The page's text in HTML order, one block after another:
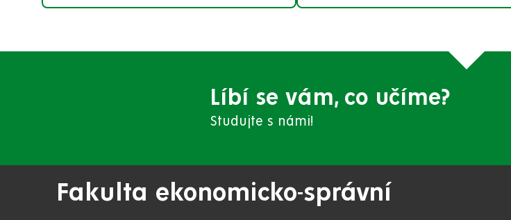
Líbí se vám, co učíme?
Studujte s námi!
Fakulta ekonomicko-správní